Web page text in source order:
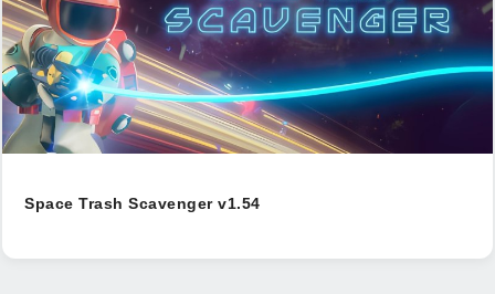
Space Trash Scavenger v1.54